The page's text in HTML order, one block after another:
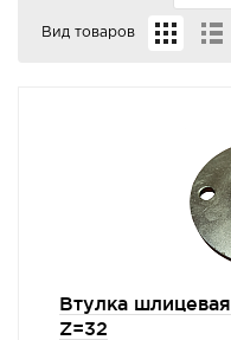
Вид товаров
Втулка
Z=32